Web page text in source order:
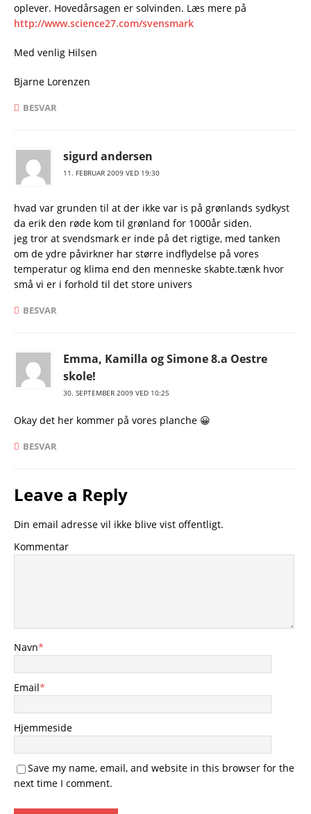
oplever. Hovedårsagen er solvinden. Læs mere på
http://www.science27.com/svensmark
Med venlig Hilsen
Bjarne Lorenzen
BESVAR
sigurd andersen
11. FEBRUAR 2009 VED 19:30
hvad var grunden til at der ikke var is på grønlands sydkyst
da erik den røde kom til grønland for 1000år siden.
jeg tror at svendsmark er inde på det rigtige, med tanken
om de ydre påvirkner har større indflydelse på vores
temperatur og klima end den menneske skabte.tænk hvor
små vi er i forhold til det store univers
BESVAR
Emma, Kamilla og Simone 8.a Oestre
skole!
30. SEPTEMBER 2009 VED 10:25
Okay det her kommer på vores planche 😀
BESVAR
Leave a Reply
Din email adresse vil ikke blive vist offentligt.
Kommentar
Navn*
Email*
Hjemmeside
Save my name, email, and website in this browser for the
next time I comment.